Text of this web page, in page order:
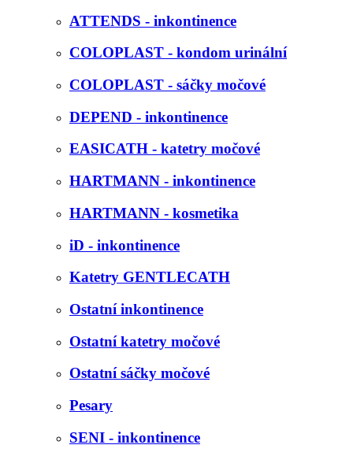
ATTENDS - inkontinence
COLOPLAST - kondom urinální
COLOPLAST - sáčky močové
DEPEND - inkontinence
EASICATH - katetry močové
HARTMANN - inkontinence
HARTMANN - kosmetika
iD - inkontinence
Katetry GENTLECATH
Ostatní inkontinence
Ostatní katetry močové
Ostatní sáčky močové
Pesary
SENI - inkontinence